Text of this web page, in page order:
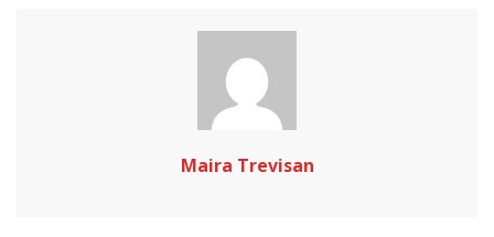
Maira Trevisan